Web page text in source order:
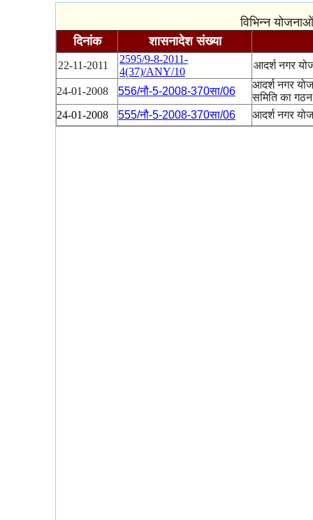
विभिन्न
दिनांक
शासनादेश संख्या
22-11-2011
2595/9-8-2011-
4(37)/ANY/10
आदर्श नगर
24-01-2008 556/नौ-5-2008-370सा/06
आदर्श नगर
समिति का
24-01-2008
555/नौ-5-2008-370सा/06 आदर्श नगर